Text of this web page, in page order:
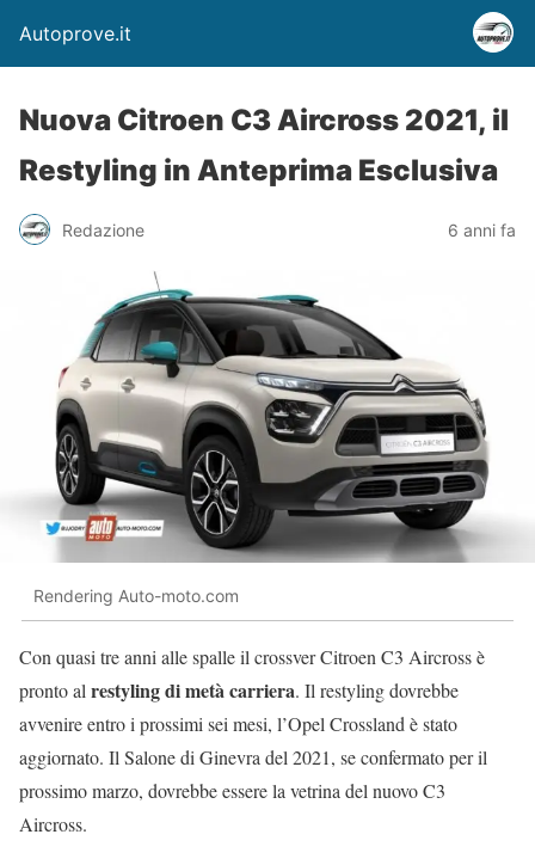
Autoprove.it
Nuova Citroen C3 Aircross 2021, il
Restyling in Anteprima Esclusiva
Redazione 6 anni fa
Rendering Auto-moto.com
Con quasi tre anni alle spalle il crossver Citroen C3 Aircross è
pronto alrestyling di metà carriera. Il restyling dovrebbe
avvenire entro i prossimi sei mesi, l’Opel Crossland è stato
aggiornato. Il Salone di Ginevra del 2021, se confermato per il
prossimo marzo, dovrebbe essere la vetrina del nuovo C3
Aircross.